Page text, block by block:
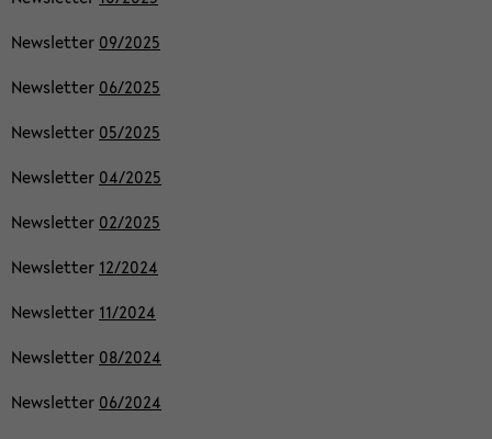
News­let­ter 09/2025
News­let­ter 06/2025
News­let­ter 05/2025
News­let­ter 04/2025
News­let­ter 02/2025
News­let­ter 12/2024
News­let­ter 11/2024
News­let­ter 08/2024
News­let­ter 06/2024